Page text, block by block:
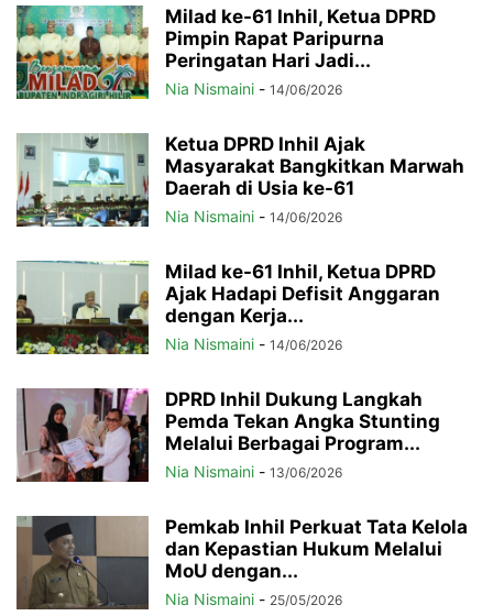
Milad ke-61 Inhil, Ketua DPRD
Pimpin Rapat Paripurna
Peringatan Hari Jadi...
Nia Nismaini - 14/06/2026
Ketua DPRD Inhil Ajak
Masyarakat Bangkitkan Marwah
Daerah di Usia ke-61
Nia Nismaini - 14/06/2026
Milad ke-61 Inhil, Ketua DPRD
Ajak Hadapi Defisit Anggaran
dengan Kerja...
Nia Nismaini - 14/06/2026
DPRD Inhil Dukung Langkah
Pemda Tekan Angka Stunting
Melalui Berbagai Program...
Nia Nismaini - 13/06/2026
Pemkab Inhil Perkuat Tata Kelola
dan Kepastian Hukum Melalui
MoU dengan...
Nia Nismaini - 25/05/2026